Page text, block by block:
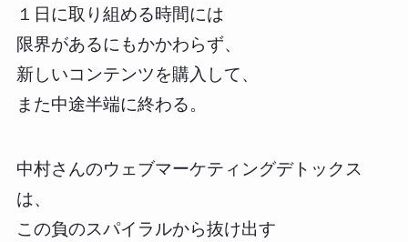
１日に取り組める時間には
限界があるにもかかわらず、
新しいコンテンツを購入して、
また中途半端に終わる。
中村さんのウェブマーケティングデトックス
は、
この負のスパイラルから抜け出す